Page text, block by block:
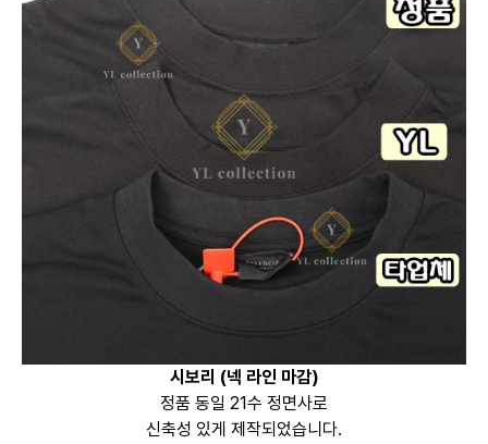
시보리 (넥 라인 마감)
정품 동일 21수 정면사로
신축성 있게 제작되었습니다.